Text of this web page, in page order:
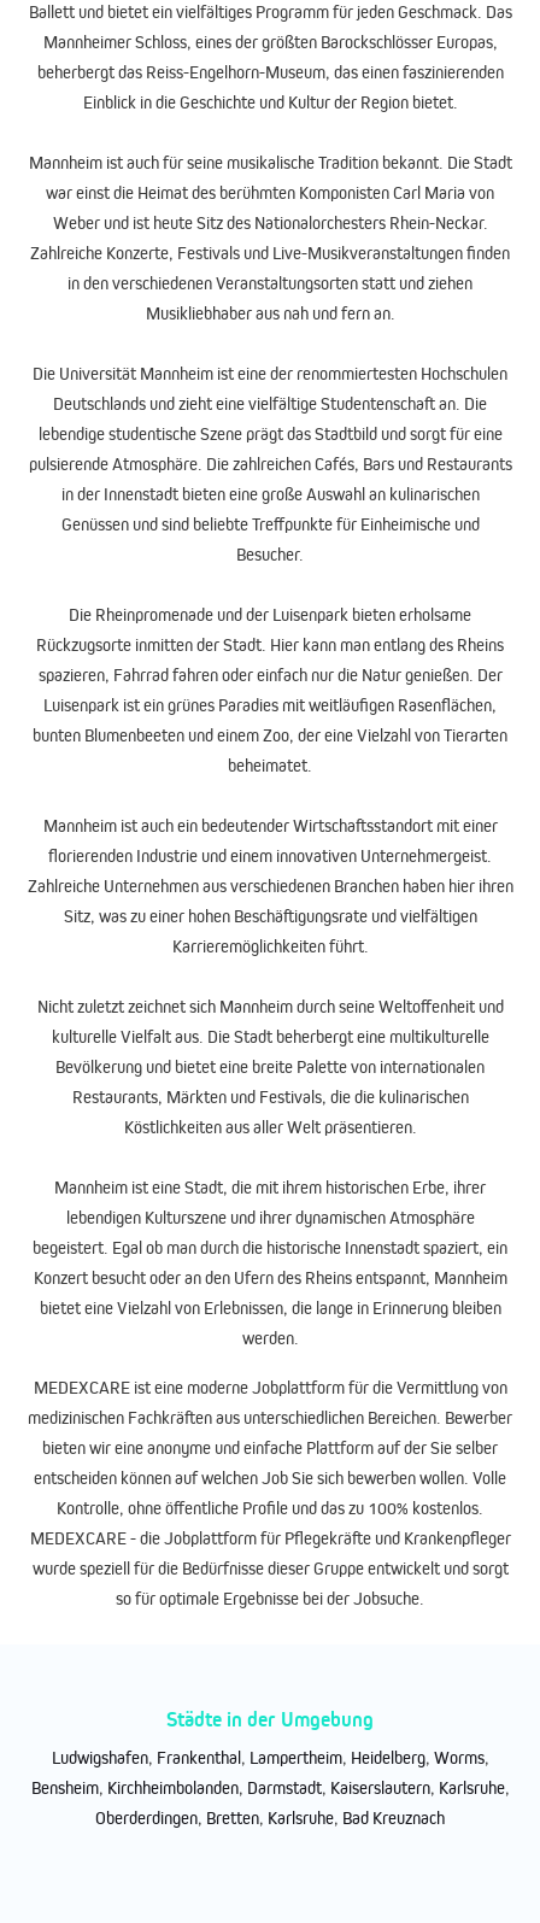
Ballett und bietet ein vielfältiges Programm für jeden Geschmack. Das
Mannheimer Schloss, eines der größten Barockschlösser Europas,
beherbergt das Reiss-Engelhorn-Museum, das einen faszinierenden
Einblick in die Geschichte und Kultur der Region bietet.
Mannheim ist auch für seine musikalische Tradition bekannt. Die Stadt
war einst die Heimat des berühmten Komponisten Carl Maria von
Weber und ist heute Sitz des Nationalorchesters Rhein-Neckar.
Zahlreiche Konzerte, Festivals und Live-Musikveranstaltungen finden
in den verschiedenen Veranstaltungsorten statt und ziehen
Musikliebhaber aus nah und fern an.
Die Universität Mannheim ist eine der renommiertesten Hochschulen
Deutschlands und zieht eine vielfältige Studentenschaft an. Die
lebendige studentische Szene prägt das Stadtbild und sorgt für eine
pulsierende Atmosphäre. Die zahlreichen Cafés, Bars und Restaurants
in der Innenstadt bieten eine große Auswahl an kulinarischen
Genüssen und sind beliebte Treffpunkte für Einheimische und
Besucher.
Die Rheinpromenade und der Luisenpark bieten erholsame
Rückzugsorte inmitten der Stadt. Hier kann man entlang des Rheins
spazieren, Fahrrad fahren oder einfach nur die Natur genießen. Der
Luisenpark ist ein grünes Paradies mit weitläufigen Rasenflächen,
bunten Blumenbeeten und einem Zoo, der eine Vielzahl von Tierarten
beheimatet.
Mannheim ist auch ein bedeutender Wirtschaftsstandort mit einer
florierenden Industrie und einem innovativen Unternehmergeist.
Zahlreiche Unternehmen aus verschiedenen Branchen haben hier ihren
Sitz, was zu einer hohen Beschäftigungsrate und vielfältigen
Karrieremöglichkeiten führt.
Nicht zuletzt zeichnet sich Mannheim durch seine Weltoffenheit und
kulturelle Vielfalt aus. Die Stadt beherbergt eine multikulturelle
Bevölkerung und bietet eine breite Palette von internationalen
Restaurants, Märkten und Festivals, die die kulinarischen
Köstlichkeiten aus aller Welt präsentieren.
Mannheim ist eine Stadt, die mit ihrem historischen Erbe, ihrer
lebendigen Kulturszene und ihrer dynamischen Atmosphäre
begeistert. Egal ob man durch die historische Innenstadt spaziert, ein
Konzert besucht oder an den Ufern des Rheins entspannt, Mannheim
bietet eine Vielzahl von Erlebnissen, die lange in Erinnerung bleiben
werden.
MEDEXCARE ist eine moderne Jobplattform für die Vermittlung von
medizinischen Fachkräften aus unterschiedlichen Bereichen. Bewerber
bieten wir eine anonyme und einfache Plattform auf der Sie selber
entscheiden können auf welchen Job Sie sich bewerben wollen. Volle
Kontrolle, ohne öffentliche Profile und das zu 100% kostenlos.
MEDEXCARE - die Jobplattform für Pflegekräfte und Krankenpfleger
wurde speziell für die Bedürfnisse dieser Gruppe entwickelt und sorgt
so für optimale Ergebnisse bei der Jobsuche.
Städte in der Umgebung
Ludwigshafen, Frankenthal, Lampertheim, Heidelberg, Worms,
Bensheim, Kirchheimbolanden, Darmstadt, Kaiserslautern, Karlsruhe,
Oberderdingen, Bretten, Karlsruhe, Bad Kreuznach